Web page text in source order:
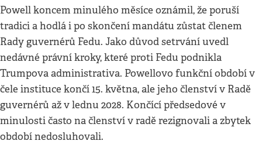
Powell koncem minulého měsíce oznámil, že poruší
tradici a hodlá i po skončení mandátu zůstat členem
Rady guvernérů Fedu. Jako důvod setrvání uvedl
nedávné právní kroky, které proti Fedu podnikla
Trumpova administrativa. Powellovo funkční období v
čele instituce končí 15. května, ale jeho členství v Radě
guvernérů až v lednu 2028. Končící předsedové v
minulosti často na členství v radě rezignovali a zbytek
období nedosluhovali.